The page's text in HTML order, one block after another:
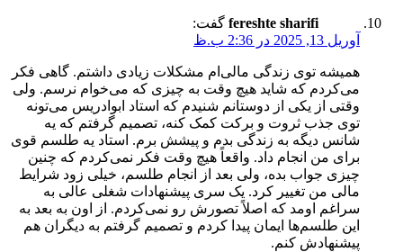
fereshte sharifi گفت:
آوریل 13, 2025 در 2:36 ب.ظ
همیشه توی زندگی مالی‌ام مشکلات زیادی داشتم. گاهی فکر
می‌کردم که شاید هیچ وقت به چیزی که می‌خوام نرسم. ولی
وقتی از یکی از دوستانم شنیدم که استاد ابوادریس می‌تونه
توی جذب ثروت و برکت کمک کنه، تصمیم گرفتم که یه
شانس دیگه به زندگی بدم و پیشش برم. استاد یه طلسم قوی
برای من انجام داد. واقعاً هیچ وقت فکر نمی‌کردم که چنین
چیزی جواب بده، ولی بعد از انجام طلسم، خیلی زود شرایط
مالی من تغییر کرد. یک سری پیشنهادات شغلی عالی به
سراغم اومد که اصلاً تصورش رو نمی‌کردم. از اون به بعد به
این طلسم‌ها ایمان پیدا کردم و تصمیم گرفتم به دیگران هم
پیشنهادش کنم.